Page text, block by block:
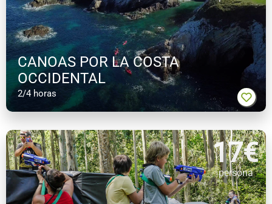
CANOAS POR LA COSTA
OCCIDENTAL
2/4 horas
17€
persona